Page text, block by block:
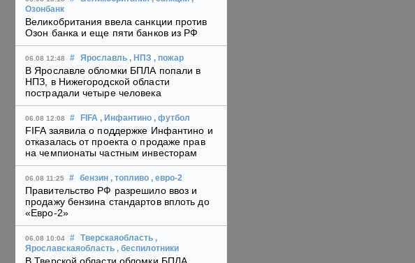
Озонбанк
Великобритания ввела санкции против
Озон банка и еще пяти банков из РФ
06.08 12:48 # Ярославль , НПЗ , пожар
В Ярославле обломки БПЛА попали в
НПЗ, в Нижегородской области
пострадали четыре человека
06.08 12:08 # FIFA , Инфантино , футбол
FIFA заявила о поддержке Инфантино и
отказалась от проекта о продаже прав
на чемпионаты частным инвесторам
06.08 11:25 # бензин , топливо , евро-2
Правительство РФ разрешило ввоз и
продажу бензина стандартов вплоть до
«Евро-2»
06.08 10:04 # Тверскаяобласть ,
Ярославскаяобласть , беспилотники